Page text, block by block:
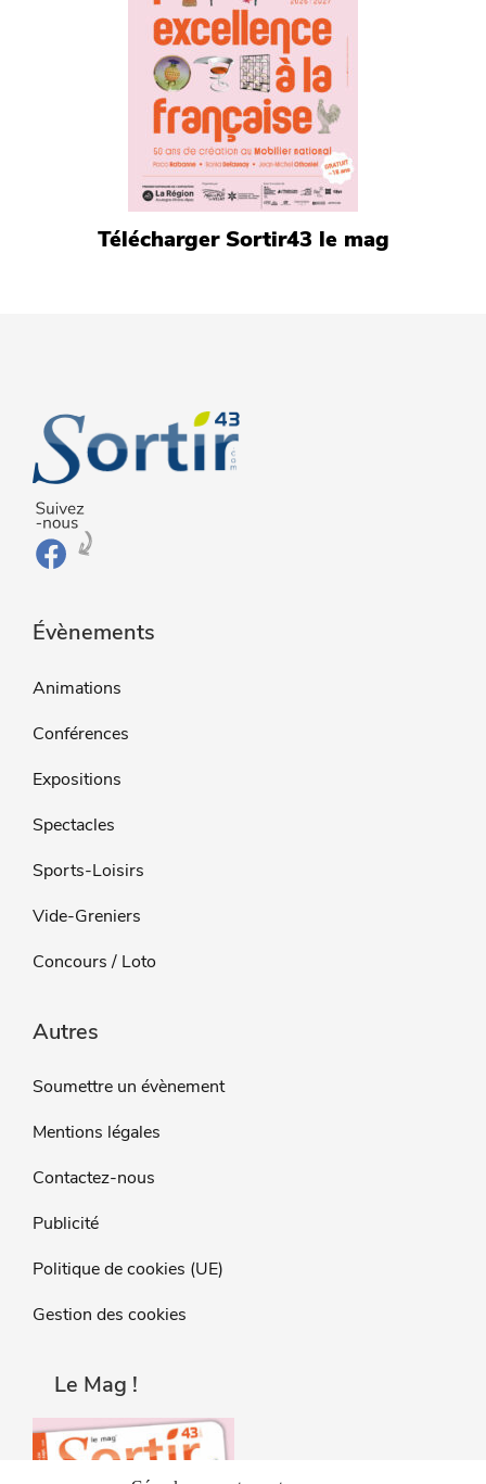
Télécharger Sortir43 le mag
Évènements
Animations
Conférences
Expositions
Spectacles
Sports-Loisirs
Vide-Greniers
Concours / Loto
Autres
Soumettre un évènement
Mentions légales
Contactez-nous
Publicité
Politique de cookies (UE)
Gestion des cookies
Le Mag !